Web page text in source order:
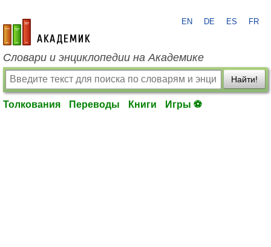
academic.ru
EN DE ES FR
Словари и энциклопедии на Академике
Найти!
Толкования Переводы Книги Игры ⚽